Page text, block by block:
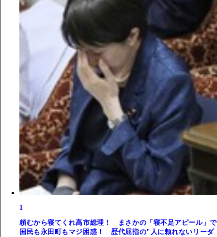
1
頼むから寝てくれ高市総理！ まさかの「寝不足アピール」で
国民も永田町もマジ困惑！ 歴代屈指の"人に頼れないリーダ